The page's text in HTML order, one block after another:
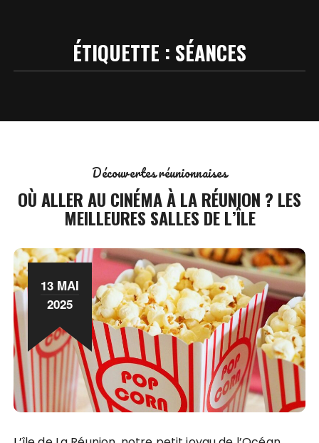
ÉTIQUETTE : SÉANCES
Découvertes réunionnaises
OÙ ALLER AU CINÉMA À LA RÉUNION ? LES
MEILLEURES SALLES DE L’ÎLE
13 MAI
2025